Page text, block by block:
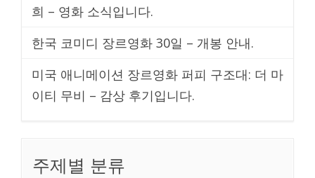
10
월
달
희 – 영화 소식입니다.
한국 코미디 장르영화 30일 – 개봉 안내.
미국 애니메이션 장르영화 퍼피 구조대: 더 마
이티 무비 – 감상 후기입니다.
주제별 분류